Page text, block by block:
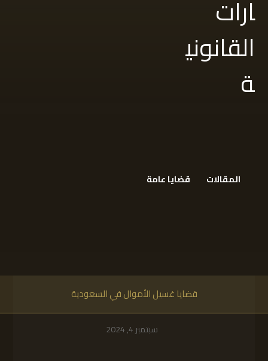
المقالات قضايا عامة
قضايا غسيل الأموال في السعودية
سبتمبر 4, 2024